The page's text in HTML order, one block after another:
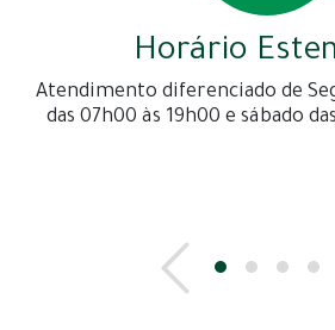
Horário
Atendimento diferenciado de
das 07h00 às 19h00 e sábado